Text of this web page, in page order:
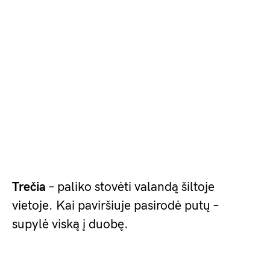
Trečia – paliko stovėti valandą šiltoje
vietoje. Kai paviršiuje pasirodė putų –
supylė viską į duobę.